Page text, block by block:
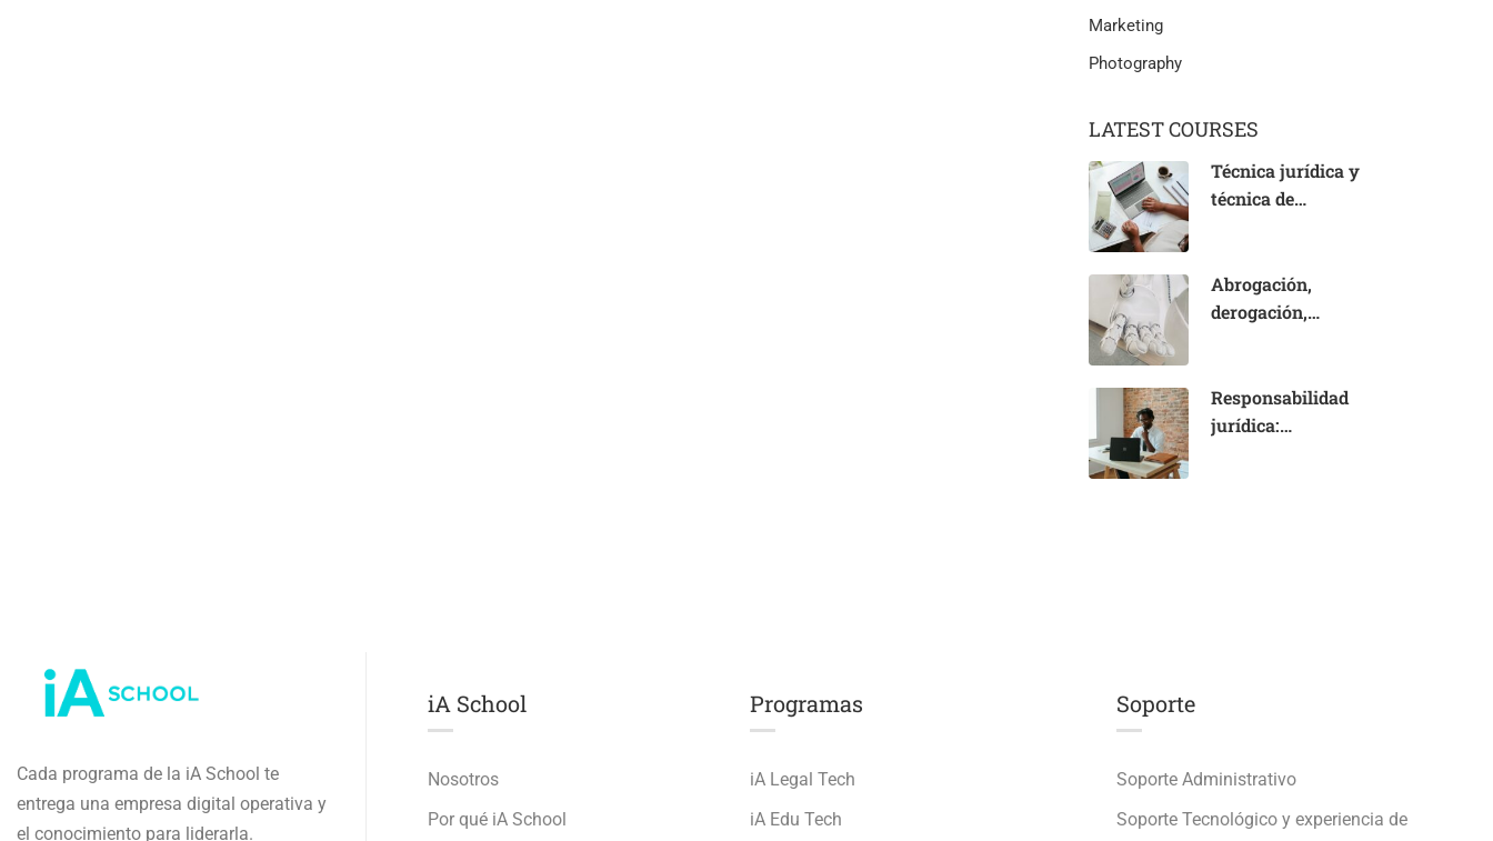
Marketing
Photography
LATEST COURSES
Técnica jurídica y
técnica de
fundamentos
Abrogación,
derogación,
normas
Responsabilidad
jurídica:
Cada programa de la iA School te
entrega una empresa digital operativa y
el conocimiento para liderarla.
iA School
Nosotros
Por qué iA School
Programas
iA Legal Tech
iA Edu Tech
Soporte
Soporte Administrativo
Soporte Tecnológico y experiencia de